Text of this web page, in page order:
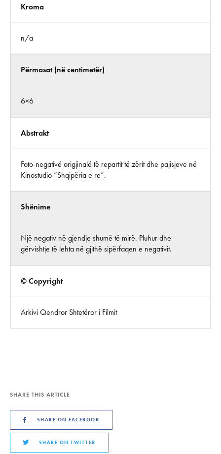
Kroma
n/a
Përmasat (në centimetër)
6×6
Abstrakt
Foto-negativë origjinalë të repartit të zërit dhe pajisjeve në
Kinostudio “Shqipëria e re”.
Shënime
Një negativ në gjendje shumë të mirë. Pluhur dhe
gërvishtje të lehta në gjithë sipërfaqen e negativit.
© Copyright
Arkivi Qendror Shtetëror i Filmit
SHARE THIS ARTICLE
SHARE ON FACEBOOK
SHARE ON TWITTER